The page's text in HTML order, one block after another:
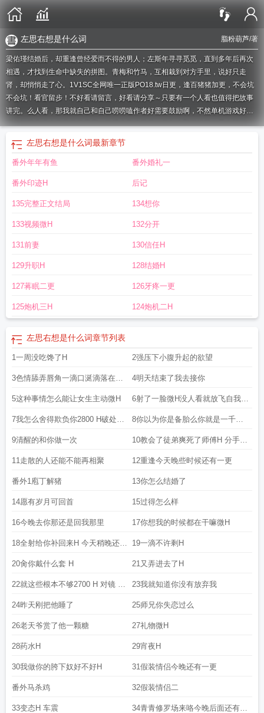
脂粉葫芦/著
左思右想是什么词
梁佑瑾结婚后，却重逢曾经爱而不得的男人；左斯年寻寻觅觅，直到多年后再次
相遇，才找到生命中缺失的拼图。青梅和竹马，互相栽到对方手里，说好只走
肾，却悄悄走了心。1V1SC全网唯一正版PO18.tw日更，逢百猪猪加更，不会坑
不会坑！看官留步！不好看请留言，好看请分享～只要有一个人看也值得把故事
讲完。么人看，那我就自己和自己唠唠嗑作者好需要鼓励啊，不然单机游戏好无
聊！打滚儿求来留言聊聊天啊～微博@脂粉葫芦，偶尔小脑洞掉落左思右想什么
左思右想的意思 左思右想青梅竹马
思佑想 百度
右想的意思是什么呢
左思佑想1Ⅴ1左思佑想左思年免费阅读
阅读 左思是谁 左思佑想梁佑瑾
佑想免费左思右想文化发展有限公司 左思佑想左思年梁佑瑾
思佑想全文完左思长相 左思右想梁佑瑾左斯年
想歌曲左思右想什么意思解释 左思右想 左思有多丑
的左思右想的视频 左思右想机构怎么样?左思佑想全文
么意思啊?
左思佑想梁佑瑾前夫 主角叫左思的
左思右想是什么词最新章节
番外年年有鱼 番外婚礼一
番外印迹H 后记
135完整正文结局 134想你
133视频微H 132分开
131前妻 130信任H
129升职H 128结婚H
127蒋眠二更 126牙疼一更
125炮机三H 124炮机二H
左思右想是什么词章节列表
1一周没吃馋了H 2强压下小腹升起的欲望
3色情舔弄唇角一滴口涎滴落在龟
头上
4明天结束了我去接你
5这种事情怎么能让女生主动微H 6射了一脸微H没人看就放飞自我自
觉加更
7我怎么舍得欺负你2800 H破处勺
式
8你以为你是备胎么你就是一千斤
顶
9清醒的和你做一次 10教会了徒弟爽死了师傅H 分手炮
观音坐莲 后入
11走散的人还能不能再相聚 12重逢今天晚些时候还有一更
番外1庖丁解猪 13你怎么结婚了
14愿有岁月可回首 15过得怎么样
16今晚去你那还是回我那里 17你想我的时候都在干嘛微H
18全射给你补回来H 今天稍晚还有
一更
19一滴不许剩H
20肏你戴什么套 H 21又弄进去了H
22就这些根本不够2700 H 对镜 潮
喷 100珠加更
23我就知道你没有放弃我
24昨天刚把他睡了 25师兄你失恋过么
26老天爷赏了他一颗糖 27礼物微H
28药水H 29宵夜H
30我做你的胯下奴好不好H 31假装情侣今晚还有一更
番外马杀鸡 32假装情侣二
33变态H 车震 34青青修罗场来咯今晚后面还有一